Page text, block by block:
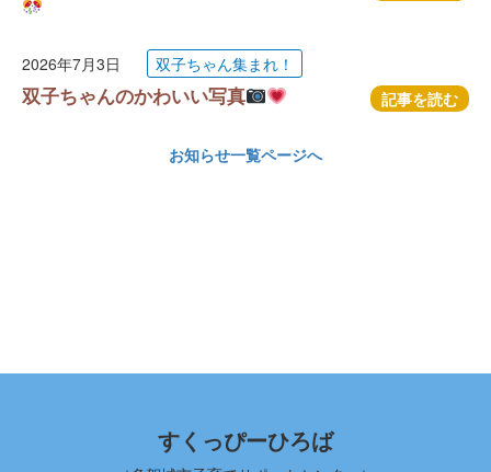
2026年7月3日 双子ちゃん集まれ！
双子ちゃんのかわいい写真 記事を読む
お知らせ一覧ページへ
すくっぴーひろば